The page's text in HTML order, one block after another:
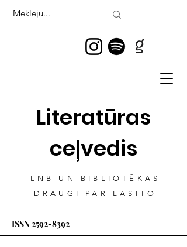
Literatūras
ceļvedis
LNB UN BIBLIOTĒKAS
DRAUGI PAR LASĪTO
ISSN2592-8392